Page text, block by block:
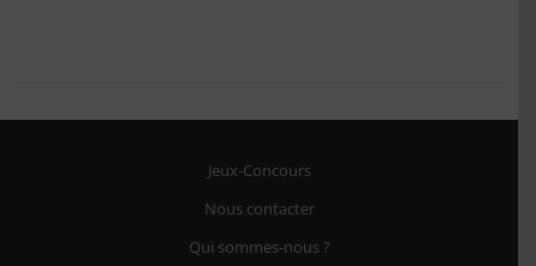
Jeux-Concours
Nous contacter
Qui sommes-nous ?